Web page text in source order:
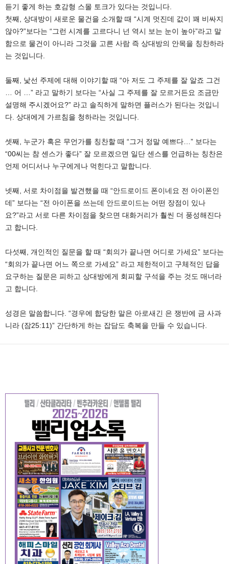
듣기 좋게 하는 호감형 스몰 토크가 있다는 것입니다.
첫째, 상대방이 새로운 물건을 소개할 때 “시계 멋진데 값이 꽤 비싸지
않아?”보다는 “그런 시계를 고르다니 넌 역시 보는 눈이 높아”라고 말
함으로 물건이 아니라 그것을 고른 사람 즉 상대방의 안목을 칭찬하라
는 것입니다.
둘째, 낯선 주제에 대해 이야기할 때 “아 저도 그 주제를 잘 알죠 그건
… 어 …” 라고 말하기 보다는 “사실 그 주제를 잘 모르거든요 조금만
설명해 주시겠어요?” 라고 솔직하게 말하면 플러스가 된다는 것입니
다. 상대에게 가르침을 청하라는 것입니다.
셋째, 누군가 혹은 무언가를 칭찬할 때 “그거 정말 예쁘다…” 보다는
“00씨는 참 센스가 좋다” 잘 모르겠으면 일단 센스를 언급하는 칭찬은
언제 어디서나 누구에게나 먹힌다고 말합니다.
넷째, 서로 차이점을 발견했을 때 “안드로이드 폰이네요 전 아이폰인
데” 보다는 “전 아이폰을 쓰는데 안드로이드는 어떤 장점이 있나
요?”라고 서로 다른 차이점을 찾으면 대화거리가 훨씬 더 풍성해진다
고 합니다.
다섯째, 개인적인 질문을 할 때 “회의가 끝나면 어디로 가세요” 보다는
“회의가 끝나면 어느 쪽으로 가세요” 라고 제한적이고 구체적인 답을
요구하는 질문은 피하고 상대방에게 회피할 구석을 주는 것도 매너라
고 합니다.
성경은 말씀합니다. “경우에 합당한 말은 아로새긴 은 쟁반에 금 사과
니라 (잠25:11)” 간단하게 하는 잡담도 축복을 만들 수 있습니다.